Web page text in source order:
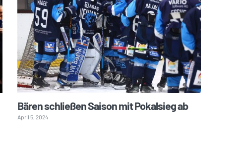
Bären schließen Saison mit Pokalsieg ab
April 5, 2024